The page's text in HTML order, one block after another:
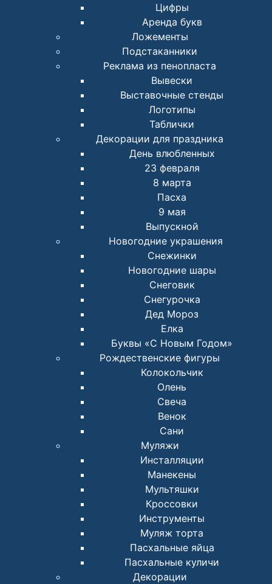
Цифры
Аренда букв
Ложементы
Подстаканники
Реклама из пенопласта
Вывески
Выставочные стенды
Логотипы
Таблички
Декорации для праздника
День влюбленных
23 февраля
8 марта
Пасха
9 мая
Выпускной
Новогодние украшения
Снежинки
Новогодние шары
Снеговик
Снегурочка
Дед Мороз
Елка
Буквы «С Новым Годом»
Рождественские фигуры
Колокольчик
Олень
Свеча
Венок
Сани
Муляжи
Инсталляции
Манекены
Мультяшки
Кроссовки
Инструменты
Муляж торта
Пасхальные яйца
Пасхальные куличи
Декорации